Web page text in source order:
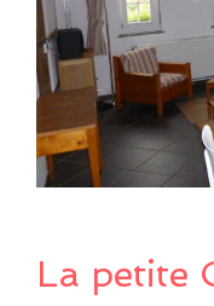
La petite